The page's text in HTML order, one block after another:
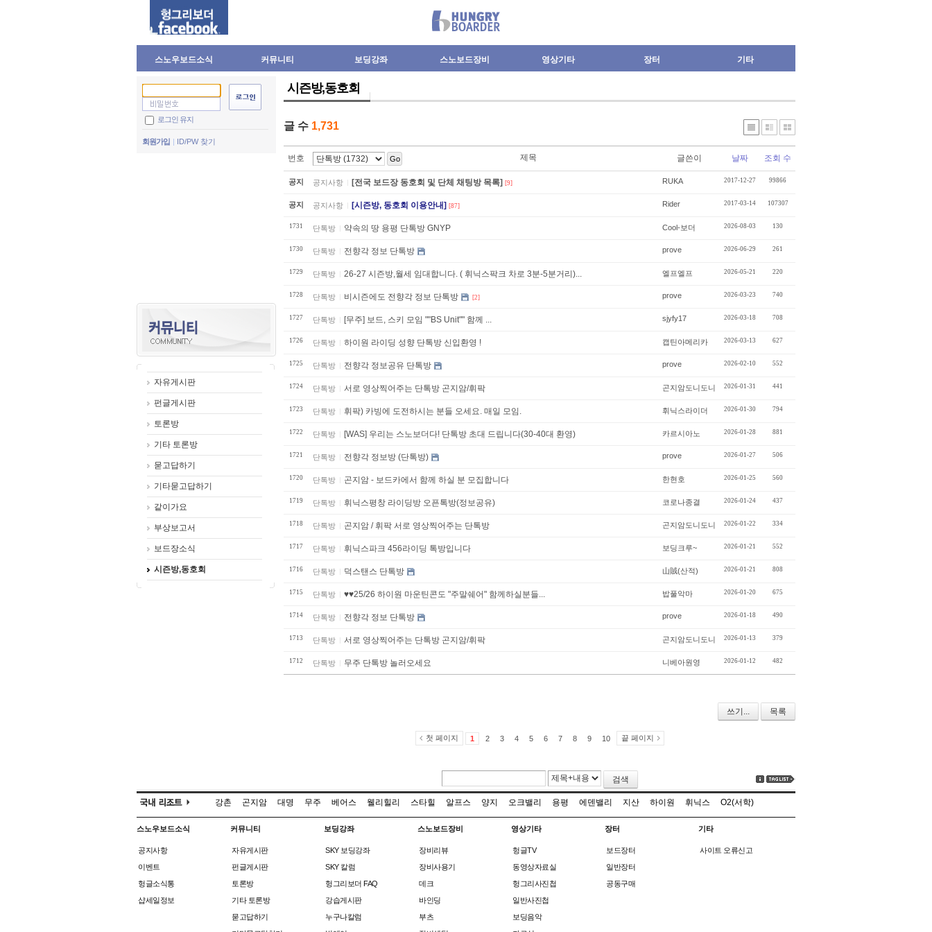
스노우보드소식 커뮤니티 보딩강좌 스노보드장비 영상기타 장터 기타
로그인 유지
회원가입 ID/PW 찾기
자유게시판
펀글게시판
토론방
기타 토론방
묻고답하기
기타묻고답하기
같이가요
부상보고서
보드장소식
시즌방,동호회
시즌방,동호회
글 수 1,731
번호 Go 제목 글쓴이 날짜 조회 수
공지 공지사항 [전국 보드장 동호회 및 단체 채팅방 목록] [9] RUKA 2017-12-27 99866
공지 공지사항 [시즌방, 동호회 이용안내] [87] Rider 2017-03-14 107307
1731 단톡방 약속의 땅 용평 단톡방 GNYP Cool-보더 2026-08-03 130
1730 단톡방 전향각 정보 단톡방 prove 2026-06-29 261
1729 단톡방 26-27 시즌방,월세 임대합니다. ( 휘닉스팍크 차로 3분-5분거리)... 엘프엘프 2026-05-21 220
1728 단톡방 비시즌에도 전향각 정보 단톡방 [2] prove 2026-03-23 740
1727 단톡방 [무주] 보드, 스키 모임 ""BS Unit"" 함께 ... sjyfy17 2026-03-18 708
1726 단톡방 하이원 라이딩 성향 단톡방 신입환영 ! 캡틴아메리카 2026-03-13 627
1725 단톡방 전향각 정보공유 단톡방 prove 2026-02-10 552
1724 단톡방 서로 영상찍어주는 단톡방 곤지암/휘팍 곤지암도니도니 2026-01-31 441
1723 단톡방 휘팍) 카빙에 도전하시는 분들 오세요. 매일 모임. 휘닉스라이더 2026-01-30 794
1722 단톡방 [WAS] 우리는 스노보더다! 단톡방 초대 드립니다(30-40대 환영) 카르시아노 2026-01-28 881
1721 단톡방 전향각 정보방 (단톡방) prove 2026-01-27 506
1720 단톡방 곤지암 - 보드카에서 함께 하실 분 모집합니다 한현호 2026-01-25 560
1719 단톡방 휘닉스평창 라이딩방 오픈톡방(정보공유) 코로나종결 2026-01-24 437
1718 단톡방 곤지암 / 휘팍 서로 영상찍어주는 단톡방 곤지암도니도니 2026-01-22 334
1717 단톡방 휘닉스파크 456라이딩 톡방입니다 보딩크루~ 2026-01-21 552
1716 단톡방 덕스탠스 단톡방 山賊(산적) 2026-01-21 808
1715 단톡방 ♥️♥️25/26 하이원 마운틴콘도 "주말쉐어" 함께하실분들... 밥풀악마 2026-01-20 675
1714 단톡방 전향각 정보 단톡방 prove 2026-01-18 490
1713 단톡방 서로 영상찍어주는 단톡방 곤지암/휘팍 곤지암도니도니 2026-01-13 379
1712 단톡방 무주 단톡방 놀러오세요 니베아원영 2026-01-12 482
쓰기... 목록
첫 페이지 1 2 3 4 5 6 7 8 9 10 끝 페이지
검색
강촌 곤지암 대명 무주 베어스 웰리힐리 스타힐 알프스 양지 오크밸리 용평 에덴밸리 지산 하이원 휘닉스 O2(서학)
스노우보드소식
공지사항
이벤트
헝글소식통
샵세일정보
커뮤니티
자유게시판
펀글게시판
토론방
기타 토론방
묻고답하기
보딩강좌
SKY 보딩강좌
SKY 칼럼
헝그리보더 FAQ
강습게시판
누구나칼럼
스노보드장비
장비리뷰
장비사용기
데크
바인딩
부츠
영상기타
헝글TV
동영상자료실
헝그리사진첩
일반사진첩
보딩음악
장터
보드장터
일반장터
공동구매
기타
사이트 오류신고